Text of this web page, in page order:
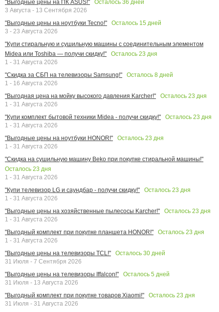
"Выгодные цены на ПК ASUS!"
Осталось 36 дней
3 Августа - 13 Сентября 2026
"Выгодные цены на ноутбуки Tecno!"
Осталось 15 дней
3 - 23 Августа 2026
"Купи стиральную и сушильную машины с соединительным элементом
Midea или Toshiba — получи скидку!"
Осталось 23 дня
1 - 31 Августа 2026
"Скидка за СБП на телевизоры Samsung!"
Осталось 8 дней
1 - 16 Августа 2026
"Выгодная цена на мойку высокого давления Karcher!"
Осталось 23 дня
1 - 31 Августа 2026
"Купи комплект бытовой техники Midea - получи скидку!"
Осталось 23 дня
1 - 31 Августа 2026
"Выгодные цены на ноутбуки HONOR!"
Осталось 23 дня
1 - 31 Августа 2026
"Скидка на сушильную машину Beko при покупке стиральной машины!"
Осталось 23 дня
1 - 31 Августа 2026
"Купи телевизор LG и саундбар - получи скидку!"
Осталось 23 дня
1 - 31 Августа 2026
"Выгодные цены на хозяйственные пылесосы Karcher!"
Осталось 23 дня
1 - 31 Августа 2026
"Выгодный комплект при покупке планшета HONOR!"
Осталось 23 дня
1 - 31 Августа 2026
"Выгодные цены на телевизоры TCL!"
Осталось 30 дней
31 Июля - 7 Сентября 2026
"Выгодные цены на телевизоры Iffalcon!"
Осталось 5 дней
31 Июля - 13 Августа 2026
"Выгодный комплект при покупке товаров Xiaomi!"
Осталось 23 дня
31 Июля - 31 Августа 2026